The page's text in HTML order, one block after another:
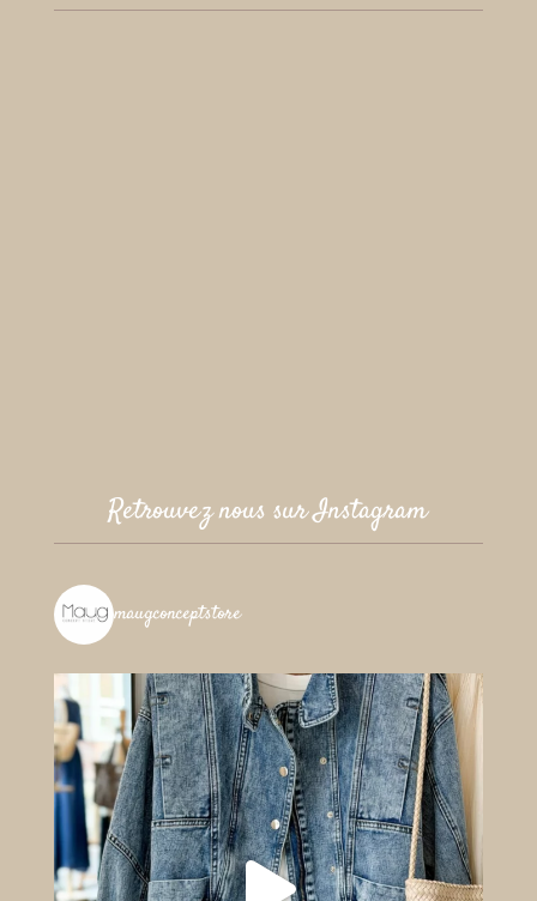
Retrouvez nous sur Instagram
maugconceptstore